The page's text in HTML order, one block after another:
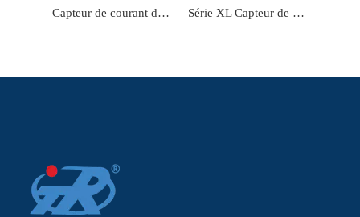
Capteur de courant de fuite à petit courant perforé de haute précision Série XL Capteur de courant de fuite de flux zéro actif